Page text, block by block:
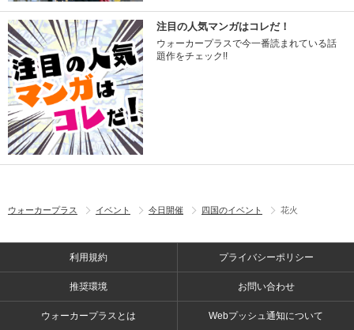
注目の人気マンガはコレだ！
ウォーカープラスで今一番読まれている話
題作をチェック!!
ウォーカープラス イベント 今日開催 四国のイベント 花火
利用規約 プライバシーポリシー
推奨環境 お問い合わせ
ウォーカープラスとは Webプッシュ通知について